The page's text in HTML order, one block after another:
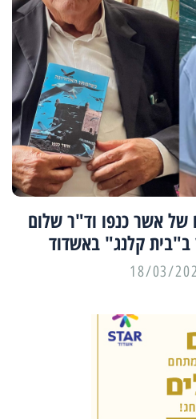
אשר כנפו וד"ר שלום